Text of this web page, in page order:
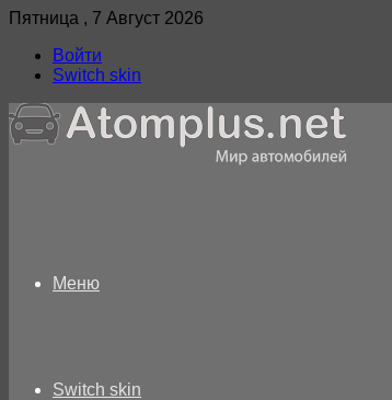
Пятница , 7 Август 2026
Войти
Switch skin
Меню
Switch skin